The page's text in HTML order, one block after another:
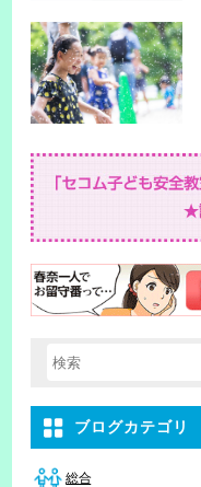
検索キーワード入力
ブログカテゴリ
総合